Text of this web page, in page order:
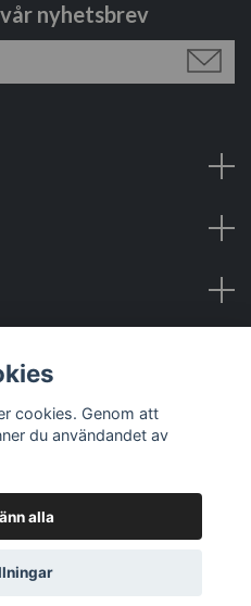
nyhetsbrev
Innovation SE
cookies. Genom att
du användandet av
alla